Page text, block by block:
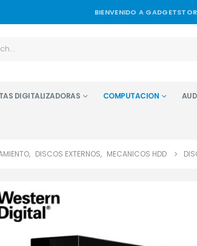
BIENVENIDO A
DIGITALIZADORAS COMPUTACION
, DISCOS EXTERNOS, MECANICOS HDD